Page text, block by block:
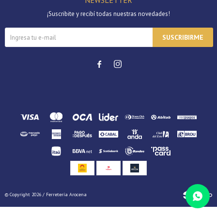
¡Suscribite y recibí todas nuestras novedades!
SUSCRIBIRME
 
© Copyright 2026 / Ferretería Arocena